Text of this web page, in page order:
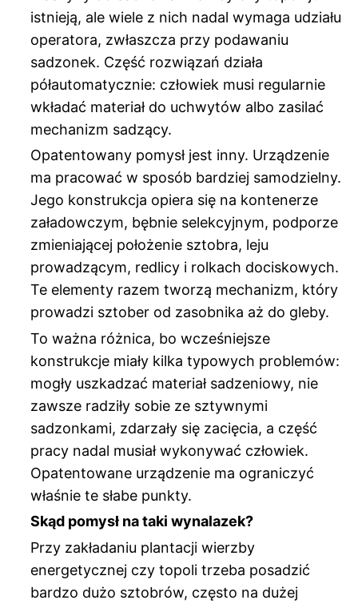
istnieją, ale wiele z nich nadal wymaga udziału
operatora, zwłaszcza przy podawaniu
sadzonek. Część rozwiązań działa
półautomatycznie: człowiek musi regularnie
wkładać materiał do uchwytów albo zasilać
mechanizm sadzący.
Opatentowany pomysł jest inny. Urządzenie
ma pracować w sposób bardziej samodzielny.
Jego konstrukcja opiera się na kontenerze
załadowczym, bębnie selekcyjnym, podporze
zmieniającej położenie sztobra, leju
prowadzącym, redlicy i rolkach dociskowych.
Te elementy razem tworzą mechanizm, który
prowadzi sztober od zasobnika aż do gleby.
To ważna różnica, bo wcześniejsze
konstrukcje miały kilka typowych problemów:
mogły uszkadzać materiał sadzeniowy, nie
zawsze radziły sobie ze sztywnymi
sadzonkami, zdarzały się zacięcia, a część
pracy nadal musiał wykonywać człowiek.
Opatentowane urządzenie ma ograniczyć
właśnie te słabe punkty.
Skąd pomysł na taki wynalazek?
Przy zakładaniu plantacji wierzby
energetycznej czy topoli trzeba posadzić
bardzo dużo sztobrów, często na dużej